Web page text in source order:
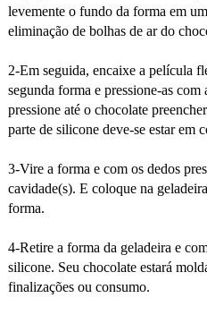
levemente o fundo da forma em
eliminação de bolhas de ar do
2-Em seguida, encaixe a película
segunda forma e pressione-as
pressione até o chocolate
parte de silicone deve-se estar em
3-Vire a forma e com os dedos
cavidade(s). E coloque na
forma.
4-Retire a forma da geladeira e
silicone. Seu chocolate estará
finalizações ou consumo.